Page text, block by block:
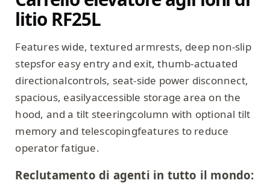
litio RF25L
Features wide, textured armrests, deep non-slip
stepsfor easy entry and exit, thumb-actuated
directionalcontrols, seat-side power disconnect,
spacious, easilyaccessible storage area on the
hood, and a tilt steeringcolumn with optional tilt
memory and telescopingfeatures to reduce
operator fatigue.
Reclutamento di agenti in tutto il mondo: